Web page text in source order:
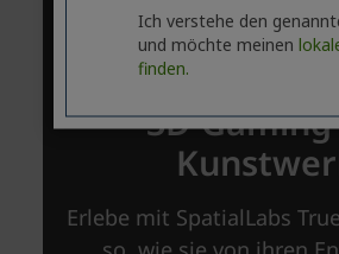
Ich verstehe den
und möchte meinen
finden.